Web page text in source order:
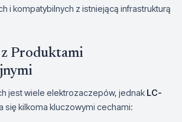
i kompatybilnych z istniejącą infrastrukturą
Produktami
jest wiele elektrozaczepów, jednak LC-
się kilkoma kluczowymi cechami: